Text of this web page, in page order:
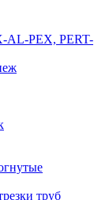
AL-PEX, PERT-
труб